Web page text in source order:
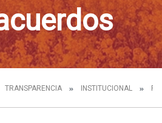
TRANSPARENCIA INSTITUCIONAL